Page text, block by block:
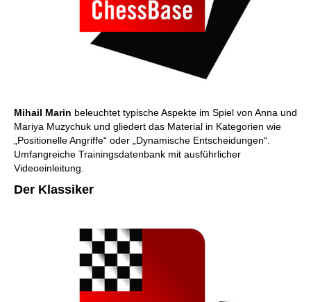
Mihail Marin beleuchtet typische Aspekte im Spiel von Anna und
Mariya Muzychuk und gliedert das Material in Kategorien wie
„Positionelle Angriffe“ oder „Dynamische Entscheidungen“.
Umfangreiche Trainingsdatenbank mit ausführlicher
Videoeinleitung.
Der Klassiker